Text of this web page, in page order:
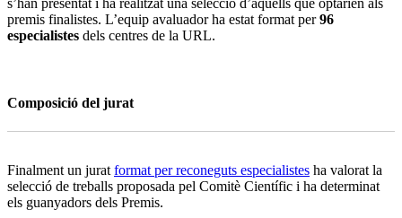
s’han presentat i ha realitzat una selecció d’aquells que optarien als
premis finalistes. L’equip avaluador ha estat format per96
especialistes dels centres de la URL.
Composició del jurat
Finalment un jurat format per reconeguts especialistes ha valorat la
selecció de treballs proposada pel Comitè Científic i ha determinat
els guanyadors dels Premis.